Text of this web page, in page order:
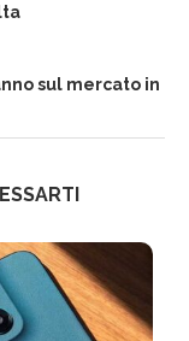
sul mercato in